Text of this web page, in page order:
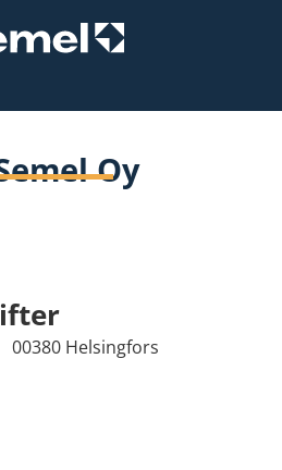
Oy
00380 Helsingfors